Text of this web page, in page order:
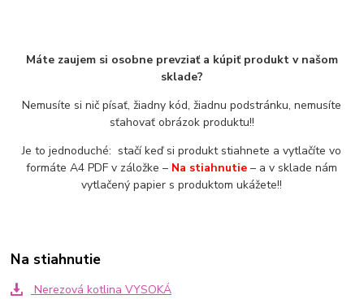
Máte zaujem si osobne prevziať a kúpiť produkt v našom
sklade?
Nemusíte si nič písať, žiadny kód, žiadnu podstránku, nemusíte
sťahovať obrázok produktu!!
Je to jednoduché: stačí keď si produkt stiahnete a vytlačíte vo
formáte A4 PDF v záložke – Na stiahnutie – a v sklade nám
vytlačený papier s produktom ukážete!!
Na stiahnutie
Nerezová kotlina VYSOKÁ